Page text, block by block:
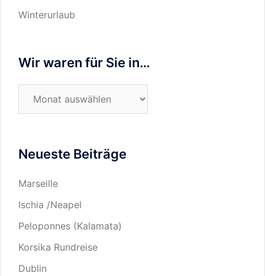
Winterurlaub
Wir waren für Sie in…
in…
Neueste Beiträge
Marseille
Ischia /Neapel
Peloponnes (Kalamata)
Korsika Rundreise
Dublin